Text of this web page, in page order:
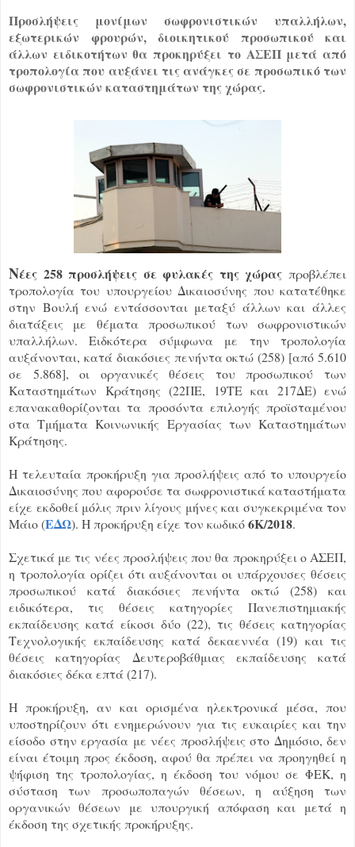
Προσλήψεις μονίμων σωφρονιστικών υπαλλήλων,
εξωτερικών φρουρών, διοικητικού προσωπικού και
άλλων ειδικοτήτων θα προκηρύξει το ΑΣΕΠ μετά από
τροπολογία που αυξάνει τις ανάγκες σε προσωπικό των
σωφρονιστικών καταστημάτων της χώρας.
Νέες 258 προσλήψεις σε φυλακές της χώρας προβλέπει
τροπολογία του υπουργείου Δικαιοσύνης που κατατέθηκε
στην Βουλή ενώ εντάσσονται μεταξύ άλλων και άλλες
διατάξεις με θέματα προσωπικού των σωφρονιστικών
υπαλλήλων. Ειδκότερα σύμφωνα με την τροπολογία
αυξάνονται, κατά διακόσιες πενήντα οκτώ (258) [από 5.610
σε 5.868], οι οργανικές θέσεις του προσωπικού των
Καταστημάτων Κράτησης (22ΠΕ, 19ΤΕ και 217ΔΕ) ενώ
επανακαθορίζονται τα προσόντα επιλογής προϊσταμένου
στα Τμήματα Κοινωνικής Εργασίας των Καταστημάτων
Κράτησης.
Η τελευταία προκήρυξη για προσλήψεις από το υπουργείο
Δικαιοσύνης που αφορούσε τα σωφρονιστικά καταστήματα
είχε εκδοθεί μόλις πριν λίγους μήνες και συγκεκριμένα τον
Μάιο (ΕΔΩ). Η προκήρυξη είχε τον κωδικό6Κ/2018.
Σχετικά με τις νέες προσλήψεις που θα προκηρύξει ο ΑΣΕΠ,
η τροπολογία ορίζει ότι αυξάνονται οι υπάρχουσες θέσεις
προσωπικού κατά διακόσιες πενήντα οκτώ (258) και
ειδικότερα, τις θέσεις κατηγορίες Πανεπιστημιακής
εκπαίδευσης κατά είκοσι δύο (22), τις θέσεις κατηγορίας
Τεχνολογικής εκπαίδευσης κατά δεκαεννέα (19) και τις
θέσεις κατηγορίας Δευτεροβάθμιας εκπαίδευσης κατά
διακόσιες δέκα επτά (217).
Η προκήρυξη, αν και ορισμένα ηλεκτρονικά μέσα, που
υποστηρίζουν ότι ενημερώνουν για τις ευκαιρίες και την
είσοδο στην εργασία με νέες προσλήψεις στο Δημόσιο, δεν
είναι έτοιμη προς έκδοση, αφού θα πρέπει να προηγηθεί η
ψήφιση της τροπολογίας, η έκδοση του νόμου σε ΦΕΚ, η
σύσταση των προσωποπαγών θέσεων, η αύξηση των
οργανικών θέσεων με υπουργική απόφαση και μετά η
έκδοση της σχετικής προκήρυξης.